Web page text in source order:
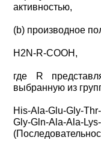
активностью,
(b) производное
H2N-R-COOH,
где R
выбранную из
His-Ala-Glu-Gly-
Gly-Gln-Ala-Ala-